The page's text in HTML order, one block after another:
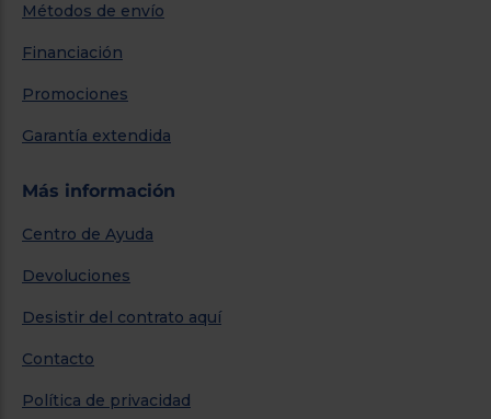
Métodos de envío
Financiación
Promociones
Garantía extendida
Más información
Centro de Ayuda
Devoluciones
Desistir del contrato aquí
Contacto
Política de privacidad